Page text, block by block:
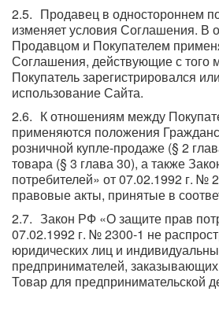
Продавец в одностороннем
изменяет условия Соглашения. В
Продавцом и Покупателем
Соглашения, действующие с того
Покупатель зарегистрировался
использование Сайта.
К отношениям между
применяются положения
розничной купле-продаже (§ 2
товара (§ 3 глава 30), а также
потребителей» от 07.02.1992 г. №
правовые акты, принятые в
Закон РФ «О защите прав
07.02.1992 г. № 2300-1 не
юридических лиц и
предпринимателей,
Товар для предпринимательской